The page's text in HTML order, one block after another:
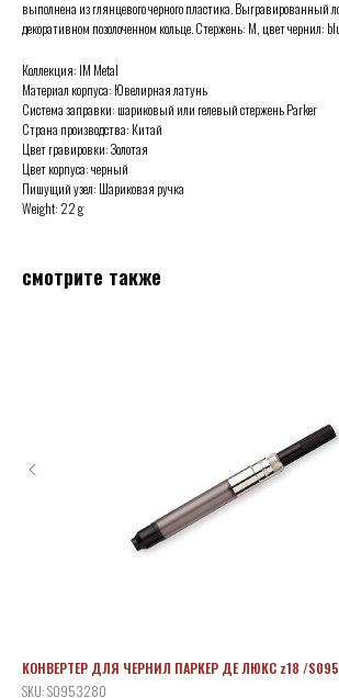
выполнена из глянцевого черного пластика. Выгравированный
декоративном позолоченном кольце. Cтержень: M, цвет чернил:
Коллекция: IM Metal
Материал корпуса: Ювелирная латунь
Система заправки: шариковый или гелевый стержень Parker
Страна производства: Китай
Цвет гравировки: Золотая
Цвет корпуса: черный
Пишущий узел: Шариковая ручка
Weight: 22 g
смотрите также
КОНВЕРТЕР ДЛЯ ЧЕРНИЛ ПАРКЕР ДЕ ЛЮКС z18 /
SKU:S0953280